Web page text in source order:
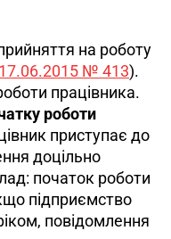
на роботу
17.06.2015 № 413).
працівника.
роботи
приступає до
доцільно
початок роботи
підприємство
повідомлення